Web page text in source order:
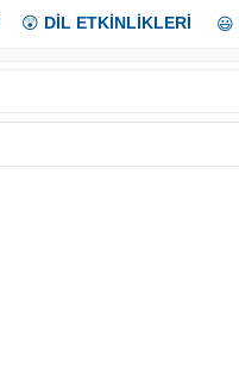
😲 DİL ETKİNLİKLERİ 😃